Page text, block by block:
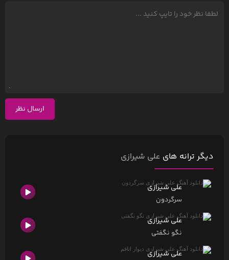
ارسال نظر
دیگر ترانه های علی شیرازی
علی شیرازی
سرگردون
علی شیرازی
نگو نگفتی
علی شیرازی